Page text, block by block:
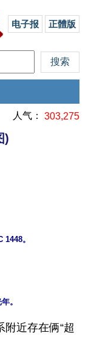
电子报 正體版
人气： 303,275
)
附近存在俩“超